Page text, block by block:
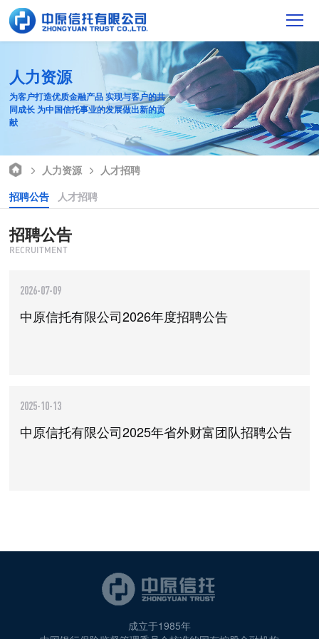
人力资源
为客户打造优质金融产品 实现与客户的共
同成长 为中国信托事业的发展做出新的贡
献
人力资源
人才招聘
招聘公告
人才招聘
招聘公告
RECRUITMENT
2026-07-09
中原信托有限公司2026年度招聘公告
2025-10-13
中原信托有限公司2025年省外财富团队招聘公告
成立于1985年